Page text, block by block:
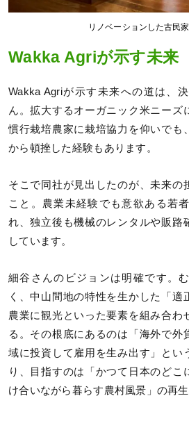
リノベーションした古民家
Wakka Agriが示す未来
Wakka Agriが示す未来への道は、
ん。拡大するオーガニック米ニーズ
慣行栽培農家に栽培協力を仰いでも
から頓挫した経験もあります。
そこで同社が見出したのが、未来の
こと。農業未経験でも意欲ある若
れ、独立後も機械のレンタルや販路
しています。
細谷さんのビジョンは明確です。
く、中山間地の特性を生かした「適
農業に観光といった要素を組み合わ
る。その根底にあるのは「海外で外
域に投資して雇用を生み出す」とい
り、目指すのは「かつて日本のどこ
け合いながら暮らす農村風景」の再生